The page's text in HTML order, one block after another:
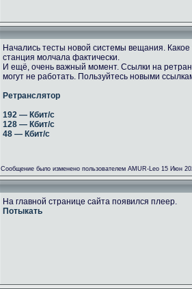
Начались тесты новой системы вещания.
станция молчала фактически.
И ещё, очень важный момент. Ссылки на
могут не работать. Пользуйтесь новыми
Ретранслятор
192 — Кбит/с
128 — Кбит/с
48 — Кбит/с
Сообщение было изменено пользователем AMUR-Leo 15 Июн
На главной странице сайта появился плеер.
Потыкать